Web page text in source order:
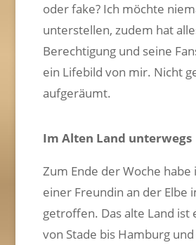
oder fake? Ich möchte
unterstellen, zudem hat
Berechtigung und seine
ein Lifebild von mir. Nicht
aufgeräumt.
Im Alten Land unterwegs
Zum Ende der Woche
einer Freundin an der Elbe
getroffen. Das alte Land ist
von Stade bis Hamburg